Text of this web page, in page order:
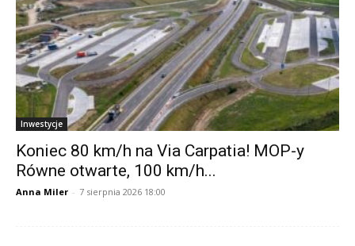
Inwestycje
Koniec 80 km/h na Via Carpatia! MOP-y
Równe otwarte, 100 km/h...
Anna Miler - 7 sierpnia 2026 18:00